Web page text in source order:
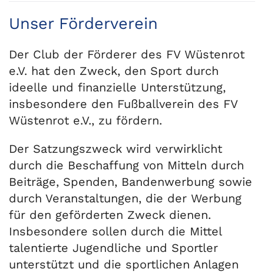
Unser Förderverein
Der Club der Förderer des FV Wüstenrot
e.V. hat den Zweck, den Sport durch
ideelle und finanzielle Unterstützung,
insbesondere den Fußballverein des FV
Wüstenrot e.V., zu fördern.
Der Satzungszweck wird verwirklicht
durch die Beschaffung von Mitteln durch
Beiträge, Spenden, Bandenwerbung sowie
durch Veranstaltungen, die der Werbung
für den geförderten Zweck dienen.
Insbesondere sollen durch die Mittel
talentierte Jugendliche und Sportler
unterstützt und die sportlichen Anlagen